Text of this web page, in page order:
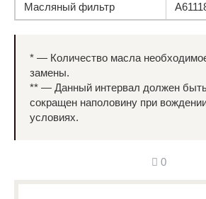
Масляный фильтр
* — Количество масла
замены.
** — Данный интервал должен
сокращен наполовину при
условиях.
0